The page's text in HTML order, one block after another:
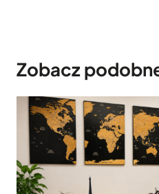
Zobacz